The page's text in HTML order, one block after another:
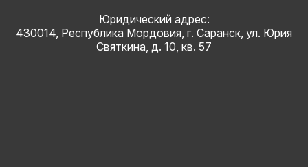
Юридический адрес:
430014, Республика Мордовия, г. Саранск, ул. Юрия
Святкина, д. 10, кв. 57